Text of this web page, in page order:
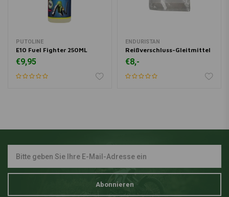
PUTOLINE
E10 Fuel Fighter 250ML
€9,95
ENDURISTAN
Reißverschluss-Gleitmittel
€8,-
Abonnieren